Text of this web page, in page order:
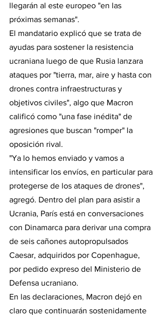
llegarán al este europeo "en las
próximas semanas".
El mandatario explicó que se trata de
ayudas para sostener la resistencia
ucraniana luego de que Rusia lanzara
ataques por "tierra, mar, aire y hasta con
drones contra infraestructuras y
objetivos civiles", algo que Macron
calificó como "una fase inédita" de
agresiones que buscan "romper" la
oposición rival.
"Ya lo hemos enviado y vamos a
intensificar los envíos, en particular para
protegerse de los ataques de drones",
agregó. Dentro del plan para asistir a
Ucrania, París está en conversaciones
con Dinamarca para derivar una compra
de seis cañones autopropulsados
Caesar, adquiridos por Copenhague,
por pedido expreso del Ministerio de
Defensa ucraniano.
En las declaraciones, Macron dejó en
claro que continuarán sostenidamente